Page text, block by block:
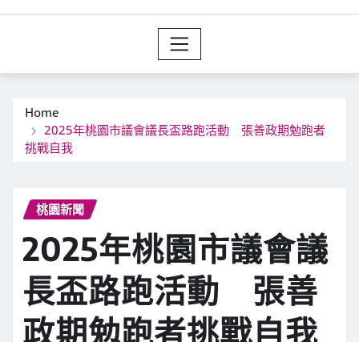
Home
2025年桃園市議會議長盃路跑活動 張善政期勉跑者
挑戰自我
桃園新聞
2025年桃園市議會議
長盃路跑活動 張善
政期勉跑者挑戰自我